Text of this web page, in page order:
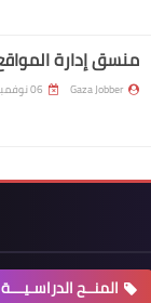
منسق إدارة
Gaza Jobber 06 نوفمبر 2025
المنــح الدراسـيـــة